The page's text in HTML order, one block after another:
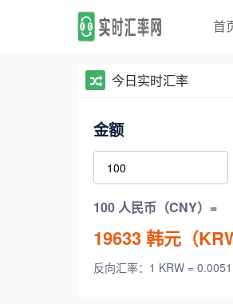
首
今日实时汇率
金额
100 人民币（CNY）=
19633韩元（
反向汇率：1 KRW =